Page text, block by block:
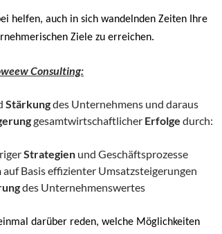
helfen, auch in sich wandelnden Zeiten Ihre
Ziele zu erreichen.
Consulting:
Stärkungdes Unternehmens und daraus
gesamtwirtschaftlicher Erfolge durch:
Strategien und Geschäftsprozesse
auf Basis effizienter Umsatzsteigerungen
des Unternehmenswertes
darüber reden, welche Möglichkeiten